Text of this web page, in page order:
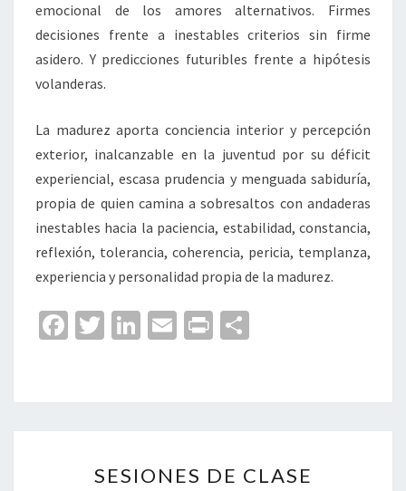
emocional de los amores alternativos. Firmes
decisiones frente a inestables criterios sin firme
asidero. Y predicciones futuribles frente a hipótesis
volanderas.
La madurez aporta conciencia interior y percepción
exterior, inalcanzable en la juventud por su déficit
experiencial, escasa prudencia y menguada sabiduría,
propia de quien camina a sobresaltos con andaderas
inestables hacia la paciencia, estabilidad, constancia,
reflexión, tolerancia, coherencia, pericia, templanza,
experiencia y personalidad propia de la madurez.
Fa
o
o
T
er
Li
dI
n
E
l
Pr
p
ar
tir
DE
SESIONES DE CLASE